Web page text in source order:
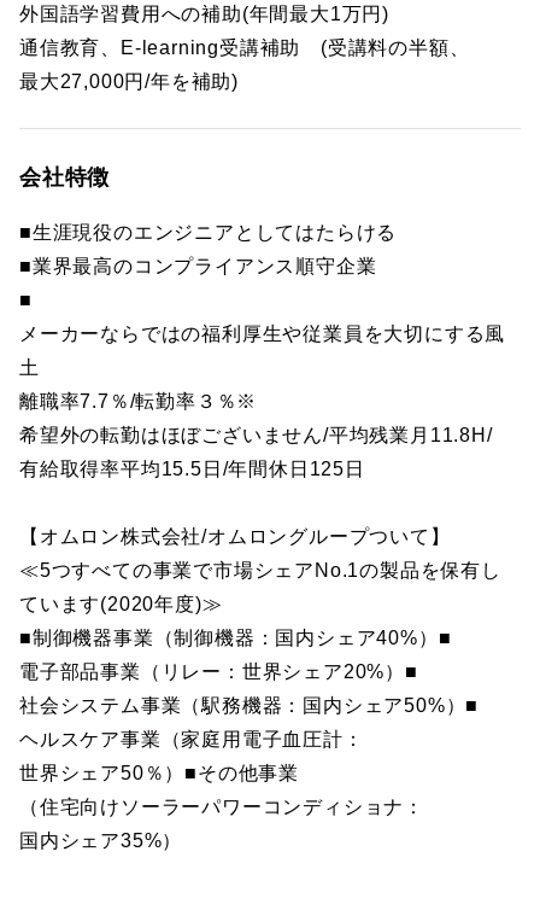
外国語学習費用への補助(年間最大1万円)
通信教育、E-learning受講補助 (受講料の半額、
最大27,000円/年を補助)
会社特徴
■生涯現役のエンジニアとしてはたらける
■業界最高のコンプライアンス順守企業
■
メーカーならではの福利厚生や従業員を大切にする風
土
離職率7.7％/転勤率３％※
希望外の転勤はほぼございません/平均残業月11.8H/
有給取得率平均15.5日/年間休日125日
【オムロン株式会社/オムロングループついて】
≪5つすべての事業で市場シェアNo.1の製品を保有し
ています(2020年度)≫
■制御機器事業（制御機器：国内シェア40%）■
電子部品事業（リレー：世界シェア20%）■
社会システム事業（駅務機器：国内シェア50%）■
ヘルスケア事業（家庭用電子血圧計：
世界シェア50％）■その他事業
（住宅向けソーラーパワーコンディショナ：
国内シェア35%）